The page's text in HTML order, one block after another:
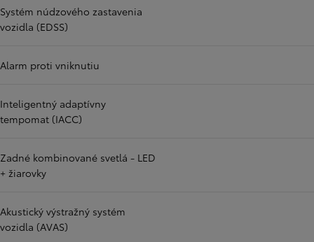
Systém núdzového zastavenia
vozidla (EDSS)
Alarm proti vniknutiu
Inteligentný adaptívny
tempomat (IACC)
Zadné kombinované svetlá - LED
+ žiarovky
Akustický výstražný systém
vozidla (AVAS)